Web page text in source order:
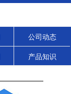
公司动态
产品知识